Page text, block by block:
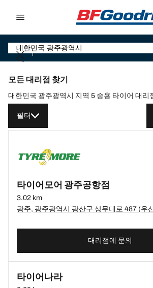
모든 대리점 찾기
대한민국 광주광역시 지역 5 승용 타이어 대리
필터
타이어모어 광주공항점
3.02 km
광주, 광주광역시 광산구 상무대로 487 (우
대리점에 문의
타이어나라